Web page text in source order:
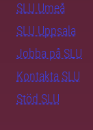
SLU Umeå
SLU Uppsala
Jobba på SLU
Kontakta SLU
Stöd SLU